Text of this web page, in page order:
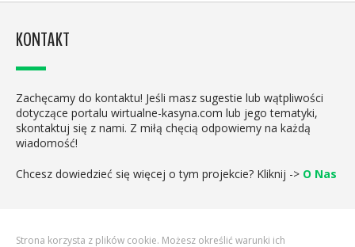
KONTAKT
Zachęcamy do kontaktu! Jeśli masz sugestie lub wątpliwości
dotyczące portalu wirtualne-kasyna.com lub jego tematyki,
skontaktuj się z nami. Z miłą chęcią odpowiemy na każdą
wiadomość!
Chcesz dowiedzieć się więcej o tym projekcie? Kliknij -> O Nas
Strona korzysta z plików cookie. Możesz określić warunki ich